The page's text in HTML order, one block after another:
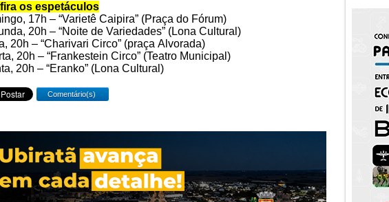
os espetáculos
17h – “Varietê Caipira” (Praça do Fórum)
20h – “Noite de Variedades” (Lona Cultural)
20h – “Charivari Circo” (praça Alvorada)
20h – “Frankestein Circo” (Teatro Municipal)
20h – “Eranko” (Lona Cultural)
Comentário(s)